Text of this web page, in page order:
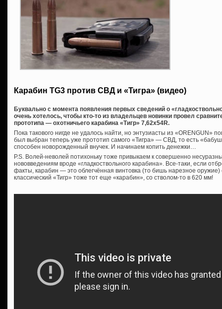
Карабин TG3 против СВД и «Тигра» (видео)
Буквально с момента появления первых сведений о
очень хотелось, чтобы кто-то из владельцев новинки провел
прототипа — охотничьего карабина «Тигр» 7,62х54R.
Пока такового нигде не удалось найти, но энтузиасты из «ORENGUN»
был выбран теперь уже прототип самого «Тигра» — СВД, то есть
способен новорожденный внучек. И начинаем копить денежки…
P.S. Волей-неволей потихоньку тоже привыкаем к совершенно
нововведениям вроде «гладкоствольного карабина». Все-таки, если
факты, карабин — это облегчённая винтовка (то бишь нарезное оружие)
классический «Тигр» тоже тот еще «карабин», со стволом-то в 620 мм!